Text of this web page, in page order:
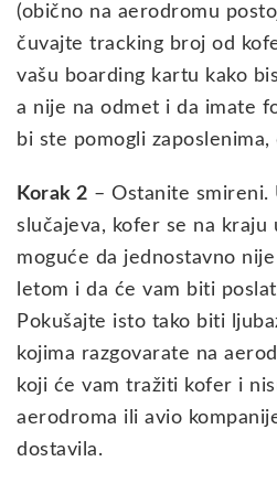
(obično na aerodromu
čuvajte tracking broj od
vašu boarding kartu kako
a nije na odmet i da imate
bi ste pomogli
Korak 2 – Ostanite smireni.
slučajeva, kofer se na kraju
moguće da jednostavno
letom i da će vam biti
Pokušajte isto tako biti
kojima razgovarate na
koji će vam tražiti kofer i
aerodroma ili avio
dostavila.